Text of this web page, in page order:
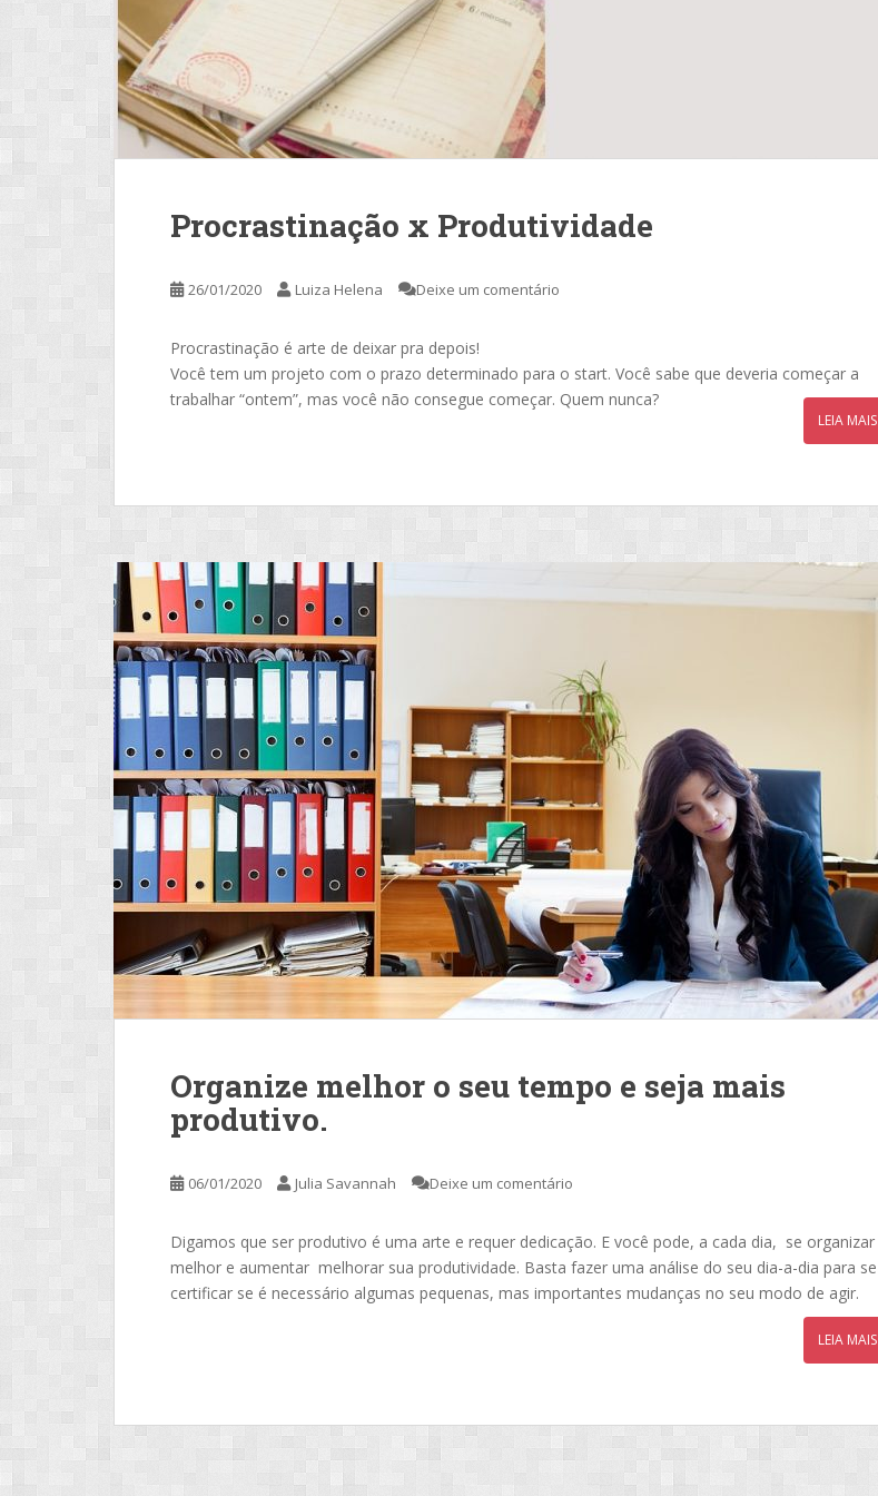
Procrastinação x Produtividade
26/01/2020 Luiza Helena Deixe um comentário
Procrastinação é arte de deixar pra depois!
Você tem um projeto com o prazo determinado para o start. Você sabe que deveria começar a
trabalhar “ontem”, mas você não consegue começar. Quem nunca?
LEIA MAIS
Organize melhor o seu tempo e seja mais
produtivo.
06/01/2020 Julia Savannah Deixe um comentário
Digamos que ser produtivo é uma arte e requer dedicação. E você pode, a cada dia, se organizar
melhor e aumentar melhorar sua produtividade. Basta fazer uma análise do seu dia-a-dia para se
certificar se é necessário algumas pequenas, mas importantes mudanças no seu modo de agir.
LEIA MAIS